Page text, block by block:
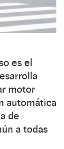
es el
motor
automática
de
a todas